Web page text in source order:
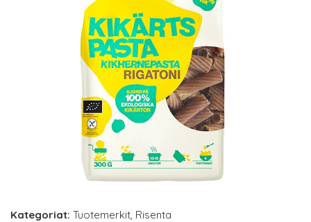
Kategoriat: Tuotemerkit, Risenta